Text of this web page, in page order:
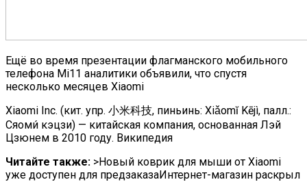
Ещё во время презентации флагманского мобильного
телефона Mi11 аналитики объявили, что спустя
несколько месяцев Xiaomi
Xiaomi Inc. (кит. упр. 小米科技, пиньинь: Xiǎomĭ Kējì, палл.:
Сяоми́ кэцзи) — китайская компания, основанная Лэй
Цзюнем в 2010 году. Википедия
Читайте также: >Новый коврик для мыши от Xiaomi
уже доступен для предзаказаИнтернет-магазин раскрыл